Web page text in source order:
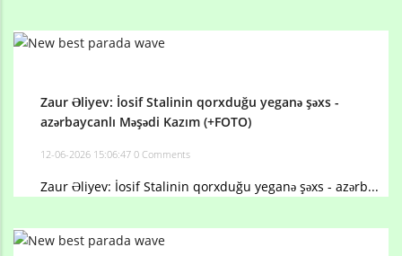
Zaur Əliyev: İosif Stalinin qorxduğu yeganə şəxs -
azərbaycanlı Məşədi Kazım (+FOTO)
12-06-2026 15:06:47 0 Comments
Zaur Əliyev: İosif Stalinin qorxduğu yeganə şəxs - azərb...